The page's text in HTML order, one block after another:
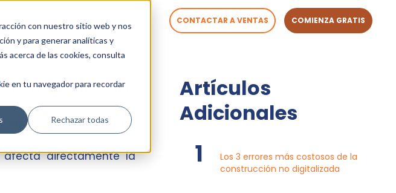
con nuestro sitio web y nos
y para generar analíticas y
acerca de las cookies, consulta
en tu navegador para recordar
Rechazar todas
INICIAR SESIÓN CONTACTAR A VENTAS COMIENZA GRATIS
digitalizada
que se descubre
directamente la
Artículos
Adicionales
Los 3 errores más costosos de la
construcción no digitalizada